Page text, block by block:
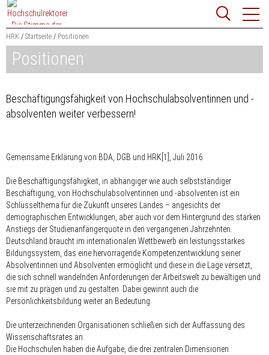
Zum
Content
springen
Suchbegriff
Suchen
HRK Startseite Positionen
Positionen
Beschäftigungsfähigkeit von Hochschulabsolventinnen und -
absolventen weiter verbessern!
Gemeinsame Erklärung von BDA, DGB und HRK [1] , Juli 2016
Die Beschäftigungsfähigkeit, in abhängiger wie auch selbstständiger
Beschäftigung, von Hochschulabsolventinnen und -absolventen ist ein
Schlüsselthema für die Zukunft unseres Landes – angesichts der
demographischen Entwicklungen, aber auch vor dem Hintergrund des starken
Anstiegs der Studienanfängerquote in den vergangenen Jahrzehnten.
Deutschland braucht im internationalen Wettbewerb ein leistungsstarkes
Bildungssystem, das eine hervorragende Kompetenzentwicklung seiner
Absolventinnen und Absolventen ermöglicht und diese in die Lage versetzt,
die sich schnell wandelnden Anforderungen der Arbeitswelt zu bewältigen und
sie mit zu prägen und zu gestalten. Dabei gewinnt auch die
Persönlichkeitsbildung weiter an Bedeutung.
Die unterzeichnenden Organisationen schließen sich der Auffassung des
Wissenschaftsrates an:
Die Hochschulen haben die Aufgabe, die drei zentralen Dimensionen